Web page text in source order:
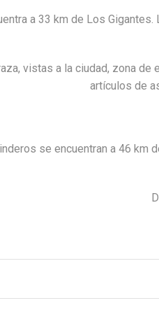
a 33 km de Los
vistas a la ciudad, zona
artículos de
se encuentran a 46 km